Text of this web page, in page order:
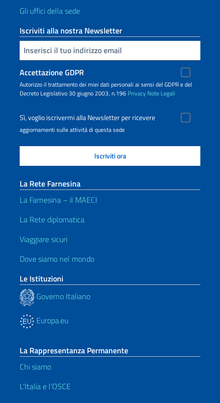
Gli uffici della sede
Iscriviti alla nostra Newsletter
Inserisci la tua email
Accettazione GDPR
Autorizzo il trattamento dei miei dati personali ai sensi del GDPR e del
Decreto Legislativo 30 giugno 2003, n.196 Privacy Note Legali
Sì, voglio iscrivermi alla Newsletter per ricevere
aggiornamenti sulle attività di questa sede
La Rete Farnesina
La Farnesina – il MAECI
La Rete diplomatica
Viaggiare sicuri
Dove siamo nel mondo
Le Istituzioni
Governo Italiano
Europa.eu
La Rappresentanza Permanente
Chi siamo
L’Italia e l’OSCE